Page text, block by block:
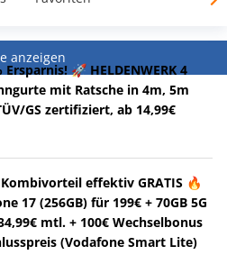
anzeigen
Ersparnis! 🚀 HELDENWERK 4
mit Ratsche in 4m, 5m
GS zertifiziert, ab 14,99€
effektiv GRATIS 🔥
17 (256GB) für 199€ + 70GB 5G
mtl. + 100€ Wechselbonus
(Vodafone Smart Lite)